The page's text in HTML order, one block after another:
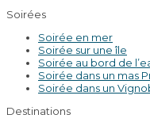
Soirées
Soirée en mer
Soirée sur une île
Soirée au bord de
Soirée dans un mas
Soirée dans un
Destinations